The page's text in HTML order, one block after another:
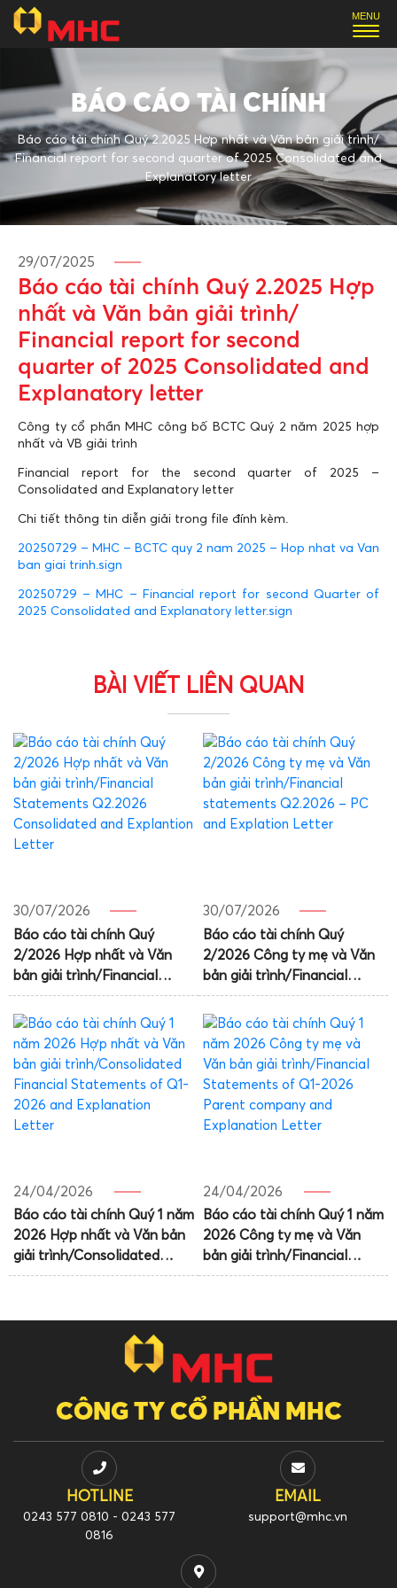
BÁO CÁO TÀI CHÍNH
Báo cáo tài chính Quý 2.2025 Hợp nhất và Văn bản giải trình/
Financial report for second quarter of 2025 Consolidated and
Explanatory letter
29/07/2025
Báo cáo tài chính Quý 2.2025 Hợp
nhất và Văn bản giải trình/
Financial report for second
quarter of 2025 Consolidated and
Explanatory letter
Công ty cổ phần MHC công bố BCTC Quý 2 năm 2025 hợp
nhất và VB giải trình
Financial report for the second quarter of 2025 –
Consolidated and Explanatory letter
Chi tiết thông tin diễn giải trong file đính kèm.
20250729 – MHC – BCTC quy 2 nam 2025 – Hop nhat va Van
ban giai trinh.sign
20250729 – MHC – Financial report for second Quarter of
2025 Consolidated and Explanatory letter.sign
BÀI VIẾT LIÊN QUAN
30/07/2026
Báo cáo tài chính Quý
2/2026 Hợp nhất và Văn
bản giải trình/Financial
Statements Q2.2026
Consolidated and
Explantion Letter
30/07/2026
Báo cáo tài chính Quý
2/2026 Công ty mẹ và Văn
bản giải trình/Financial
statements Q2.2026 – PC
and Explation Letter
24/04/2026
Báo cáo tài chính Quý 1 năm
2026 Hợp nhất và Văn bản
giải trình/Consolidated
Financial Statements of Q1-
Letter
24/04/2026
Báo cáo tài chính Quý 1 năm
2026 Công ty mẹ và Văn
bản giải trình/Financial
Statements of Q1-2026
Explanation Letter
CÔNG TY CỔ PHẦN MHC
HOTLINE
0243 577 0810 - 0243 577
0816
EMAIL
support@mhc.vn